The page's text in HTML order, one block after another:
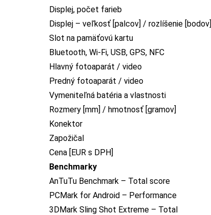
Displej, počet farieb
Displej – veľkosť [palcov] / rozlíšenie [bodov]
Slot na pamäťovú kartu
Bluetooth, Wi-Fi, USB, GPS, NFC
Hlavný fotoaparát / video
Predný fotoaparát / video
Vymeniteľná batéria a vlastnosti
Rozmery [mm] / hmotnosť [gramov]
Konektor
Zapožičal
Cena [EUR s DPH]
Benchmarky
AnTuTu Benchmark – Total score
PCMark for Android – Performance
3DMark Sling Shot Extreme – Total